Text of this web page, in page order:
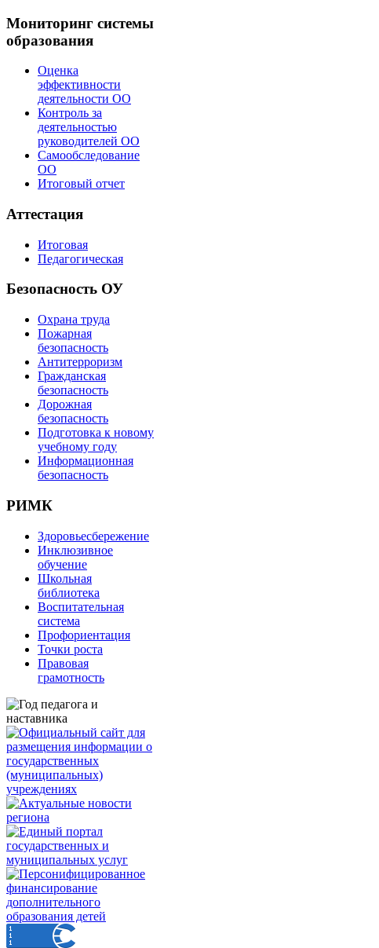
Мониторинг системы
образования
Оценка
эффективности
деятельности ОО
Контроль за
деятельностью
руководителей ОО
Самообследование
ОО
Итоговый отчет
Аттестация
Итоговая
Педагогическая
Безопасность ОУ
Охрана труда
Пожарная
безопасность
Антитерроризм
Гражданская
безопасность
Дорожная
безопасность
Подготовка к новому
учебному году
Информационная
безопасность
РИМК
Здоровьесбережение
Инклюзивное
обучение
Школьная
библиотека
Воспитательная
система
Профориентация
Точки роста
Правовая
грамотность